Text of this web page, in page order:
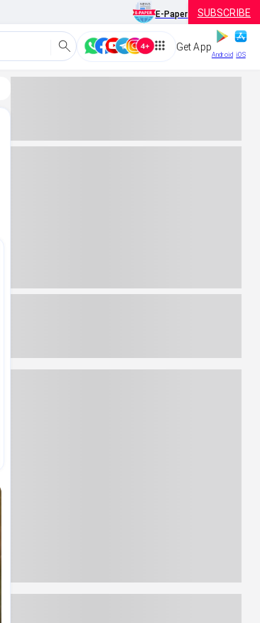
E-Paper SUBSCRIBE
Get App
Android iOS